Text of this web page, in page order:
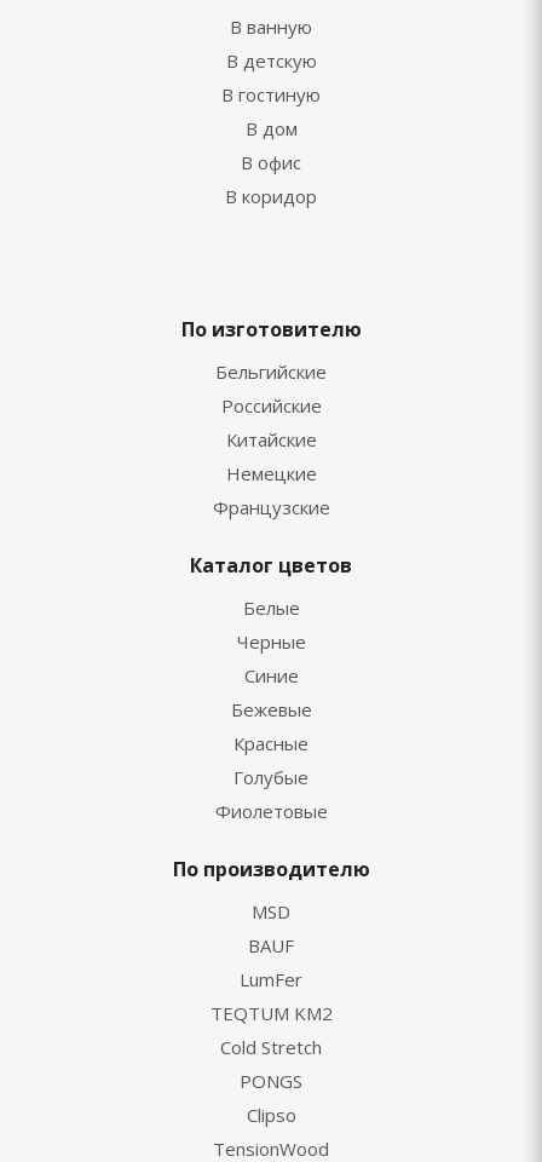
В ванную
В детскую
В гостиную
В дом
В офис
В коридор
По изготовителю
Бельгийские
Российские
Китайские
Немецкие
Французские
Каталог цветов
Белые
Черные
Синие
Бежевые
Красные
Голубые
Фиолетовые
По производителю
MSD
BAUF
LumFer
TEQTUM KM2
Cold Stretch
PONGS
Clipso
TensionWood